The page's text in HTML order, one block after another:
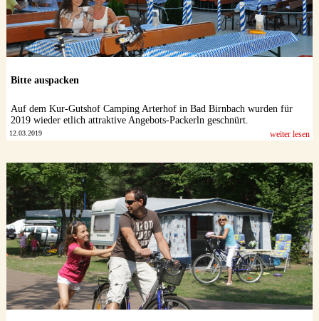
Bitte auspacken
Auf dem Kur-Gutshof Camping Arterhof in Bad Birnbach wurden für
2019 wieder etlich attraktive Angebots-Packerln geschnürt.
12.03.2019 weiter lesen